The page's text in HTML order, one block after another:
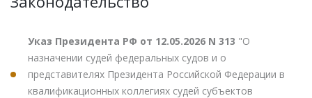
Указ Президента РФ от 12.05.2026 N 313 "О
назначении судей федеральных судов и о
представителях Президента Российской Федерации в
квалификационных коллегиях судей субъектов